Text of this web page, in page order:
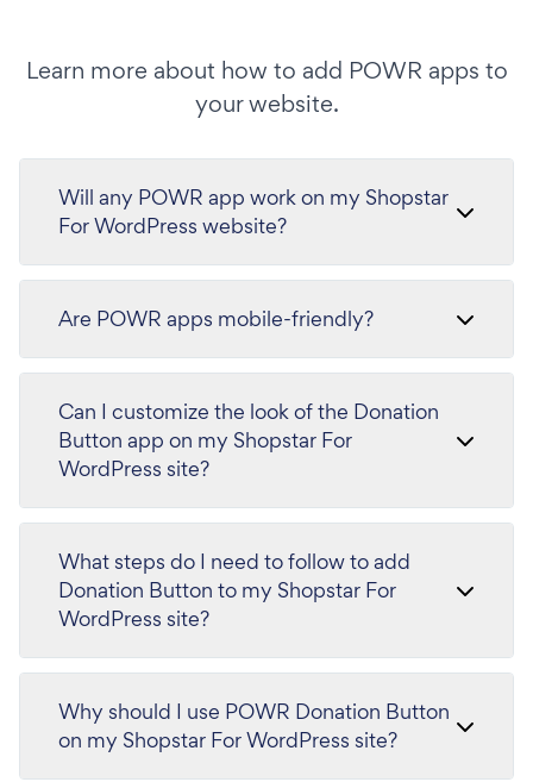
Learn more about how to add POWR apps to
your website.
Will any POWR app work on my Shopstar
For WordPress website?
Are POWR apps mobile-friendly?
Can I customize the look of the Donation
Button app on my Shopstar For
WordPress site?
What steps do I need to follow to add
Donation Button to my Shopstar For
WordPress site?
Why should I use POWR Donation Button
on my Shopstar For WordPress site?